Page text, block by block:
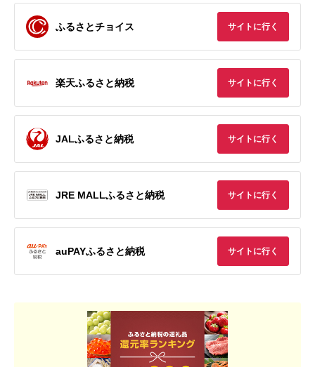
ふるさとチョイス サイトに行く
楽天ふるさと納税 サイトに行く
JALふるさと納税 サイトに行く
JRE MALLふるさと納税 サイトに行く
auPAYふるさと納税 サイトに行く